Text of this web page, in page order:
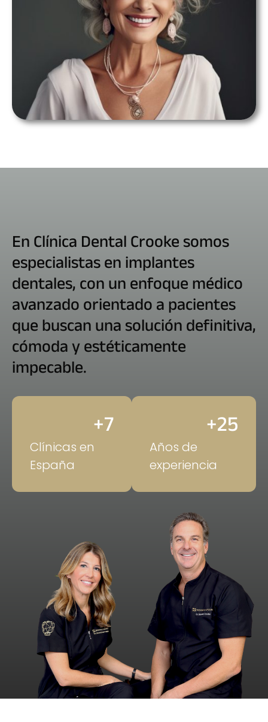
En Clínica Dental Crooke somos
especialistas en implantes
dentales, con un enfoque médico
avanzado orientado a pacientes
que buscan una solución definitiva,
cómoda y estéticamente
impecable.
Clínicas en
España
+7
Años de
experiencia
+25